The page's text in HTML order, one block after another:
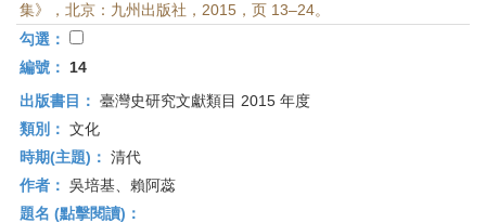
集》，北京：九州出版社，2015，页 13–24。
勾選：
編號：
14
出版書目： 臺灣史研究文獻類目 2015 年度
類別： 文化
時期(主題)： 清代
作者： 吳培基、賴阿蕊
題名 (點擊閱讀)：